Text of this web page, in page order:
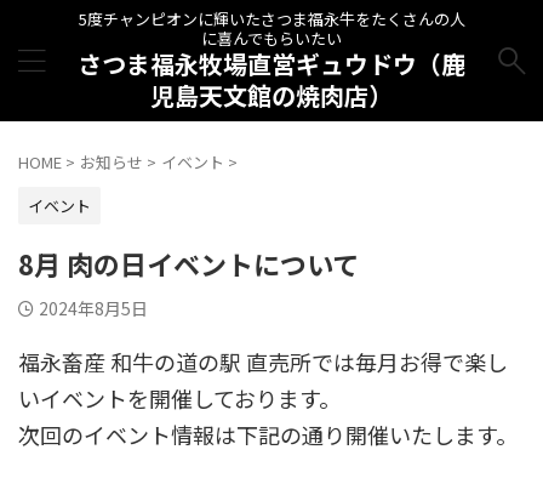
5度チャンピオンに輝いたさつま福永牛をたくさんの人
に喜んでもらいたい
さつま福永牧場直営ギュウドウ（鹿
児島天文館の焼肉店）
HOME > お知らせ > イベント >
イベント
8月 肉の日イベントについて
2024年8月5日
福永畜産 和牛の道の駅 直売所では毎月お得で楽し
いイベントを開催しております。
次回のイベント情報は下記の通り開催いたします。